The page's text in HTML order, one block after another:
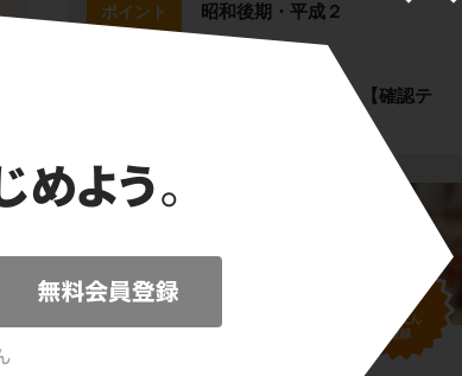
ポイント 昭和後期・平成２
昭和後期・平成３ 【確認テ